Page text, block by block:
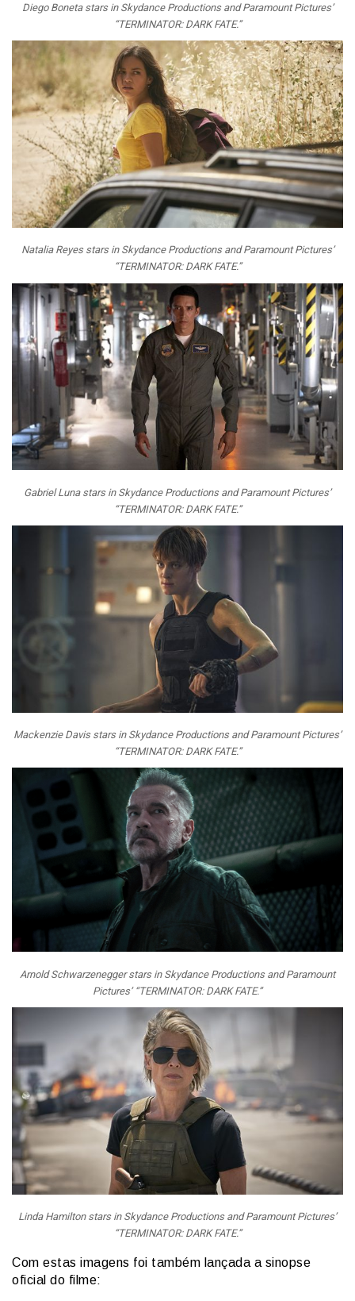
Diego Boneta stars in Skydance Productions and Paramount Pictures’
“TERMINATOR: DARK FATE.”
Natalia Reyes stars in Skydance Productions and Paramount Pictures’
“TERMINATOR: DARK FATE.”
Gabriel Luna stars in Skydance Productions and Paramount Pictures’
“TERMINATOR: DARK FATE.”
Mackenzie Davis stars in Skydance Productions and Paramount Pictures’
“TERMINATOR: DARK FATE.”
Arnold Schwarzenegger stars in Skydance Productions and Paramount
Pictures’ “TERMINATOR: DARK FATE.”
Linda Hamilton stars in Skydance Productions and Paramount Pictures’
“TERMINATOR: DARK FATE.”
Com estas imagens foi também lançada a sinopse
oficial do filme: